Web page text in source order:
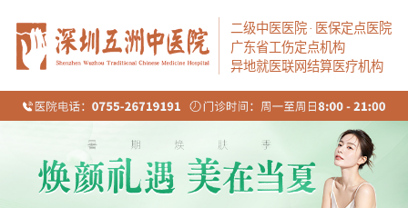
二级中医医院 · 医保定点医院
广东省工伤定点机构
异地就医联网结算医疗机构